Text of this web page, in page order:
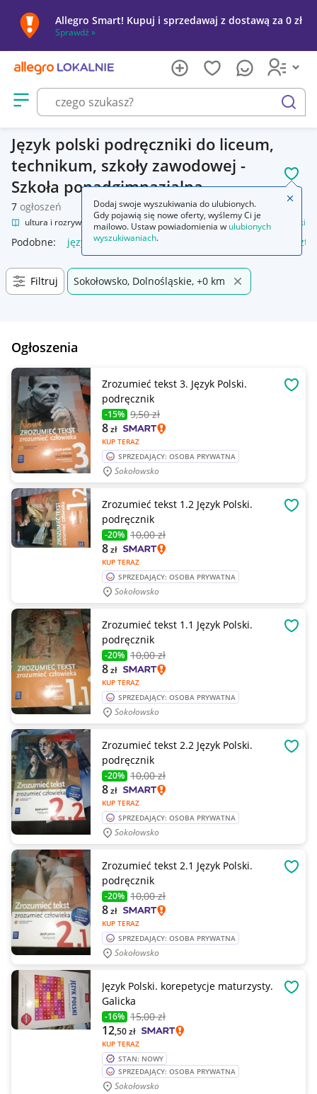
Allegro Smart! Kupuj i sprzedawaj z dostawą za 0 zł
Sprawdź »
Otwórz menu z kategoriami
szukaj
Język polski podręczniki do liceum,
technikum, szkoły zawodowej -
Szkoła ponadgimnazjalna
7 ogłoszeń
Kultura i rozrywka Podręczniki szkolne Szkoła średnia Język polski
Podobne: język polski zeszyt język polski język polski 1
Filtruj Sokołowsko, Dolnośląskie, +0 km
Ogłoszenia
Zrozumieć tekst 3. Język Polski.
podręcznik
-15% 9,50 zł
KUP TERAZ
8zł
SPRZEDAJĄCY: OSOBA PRYWATNA
Sokołowsko
Zrozumieć tekst 1.2 Język Polski.
podręcznik
-20% 10,00 zł
KUP TERAZ
8zł
SPRZEDAJĄCY: OSOBA PRYWATNA
Sokołowsko
Zrozumieć tekst 1.1 Język Polski.
podręcznik
-20% 10,00 zł
KUP TERAZ
8zł
SPRZEDAJĄCY: OSOBA PRYWATNA
Sokołowsko
Zrozumieć tekst 2.2 Język Polski.
podręcznik
-20% 10,00 zł
KUP TERAZ
8zł
SPRZEDAJĄCY: OSOBA PRYWATNA
Sokołowsko
Zrozumieć tekst 2.1 Język Polski.
podręcznik
-20% 10,00 zł
KUP TERAZ
8zł
SPRZEDAJĄCY: OSOBA PRYWATNA
Sokołowsko
Język Polski. korepetycje maturzysty.
Galicka
-16% 15,00 zł
KUP TERAZ
12,50zł
STAN: NOWY
SPRZEDAJĄCY: OSOBA PRYWATNA
Sokołowsko
Dodaj swoje wyszukiwania do ulubionych.
Gdy pojawią się nowe oferty, wyślemy Ci je
mailowo. Ustaw powiadomienia w ulubionych
wyszukiwaniach.